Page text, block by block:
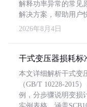
解释功率异常的常见
解决方案，帮助用户
2026年8月4日
干式变压器损耗标
本文详细解析干式变
（GB/T 10228-2015
例，分步骤说明变损